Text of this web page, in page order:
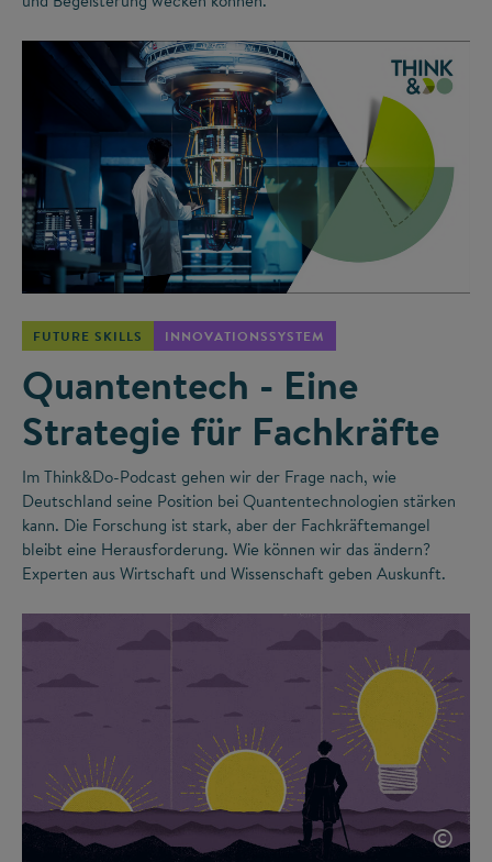
FUTURE SKILLS INNOVATIONSSYSTEM
Quantentech - Eine
Strategie für Fachkräfte
Im Think&Do-Podcast gehen wir der Frage nach, wie
Deutschland seine Position bei Quantentechnologien stärken
kann. Die Forschung ist stark, aber der Fachkräftemangel
bleibt eine Herausforderung. Wie können wir das ändern?
Experten aus Wirtschaft und Wissenschaft geben Auskunft.
©